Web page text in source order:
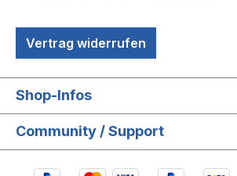
Vertrag widerrufen
Shop-Infos
Community / Support